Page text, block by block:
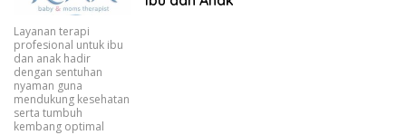
Layanan terapi
profesional untuk ibu
dan anak hadir
dengan sentuhan
nyaman guna
mendukung kesehatan
serta tumbuh
kembang optimal